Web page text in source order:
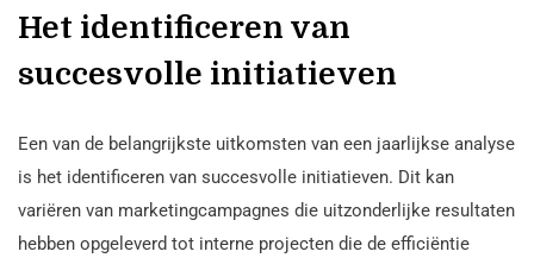
Het identificeren van
succesvolle initiatieven
Een van de belangrijkste uitkomsten van een jaarlijkse analyse
is het identificeren van succesvolle initiatieven. Dit kan
variëren van marketingcampagnes die uitzonderlijke resultaten
hebben opgeleverd tot interne projecten die de efficiëntie